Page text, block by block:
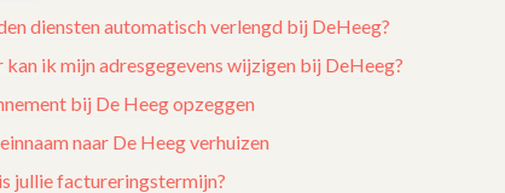
diensten automatisch verlengd bij DeHeeg?
kan ik mijn adresgegevens wijzigen bij DeHeeg?
bij De Heeg opzeggen
naar De Heeg verhuizen
jullie factureringstermijn?